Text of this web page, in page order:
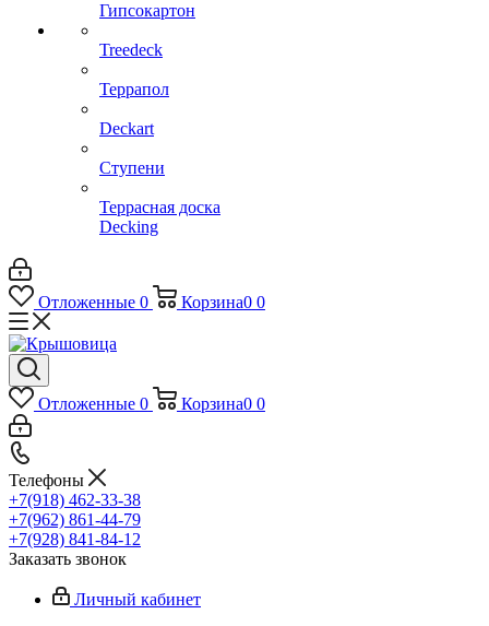
Гипсокартон
Treedeck
Террапол
Deckart
Ступени
Террасная доска
Decking
Отложенные 0 Корзина0 0
Отложенные 0 Корзина0 0
Телефоны
+7(918) 462-33-38
+7(962) 861-44-79
+7(928) 841-84-12
Заказать звонок
Личный кабинет